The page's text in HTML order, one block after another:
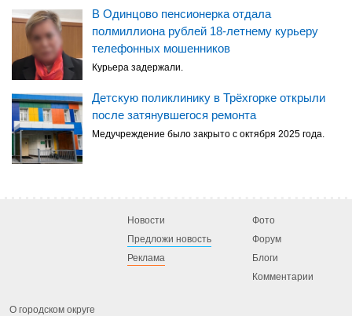
В Одинцово пенсионерка отдала
полмиллиона рублей 18-летнему курьеру
телефонных мошенников
Курьера задержали.
Детскую поликлинику в Трёхгорке открыли
после затянувшегося ремонта
Медучреждение было закрыто с октября 2025 года.
Новости
Предложи новость
Реклама
Фото
Форум
Блоги
Комментарии
О городском округе